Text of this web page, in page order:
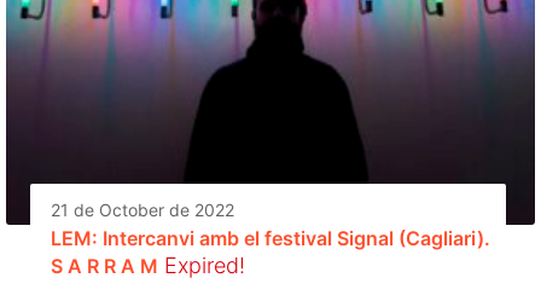
21 de October de 2022
LEM: Intercanvi amb el festival Signal (Cagliari).
S A R R A M Expired!